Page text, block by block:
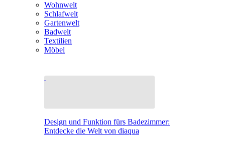
Wohnwelt
Schlafwelt
Gartenwelt
Badwelt
Textilien
Möbel
Design und Funktion fürs Badezimmer:
Entdecke die Welt von diaqua